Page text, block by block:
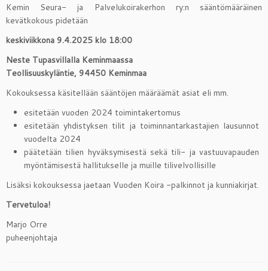
Kemin Seura- ja Palvelukoirakerhon ry:n sääntömääräinen
kevätkokous pidetään
keskiviikkona 9.4.2025 klo 18:00
Neste Tupasvillalla Keminmaassa
Teollisuuskyläntie, 94450 Keminmaa
Kokouksessa käsitellään sääntöjen määräämät asiat eli mm.
esitetään vuoden 2024 toimintakertomus
esitetään yhdistyksen tilit ja toiminnantarkastajien lausunnot
vuodelta 2024
päätetään tilien hyväksymisestä sekä tili- ja vastuuvapauden
myöntämisestä hallitukselle ja muille tilivelvollisille
Lisäksi kokouksessa jaetaan Vuoden Koira -palkinnot ja kunniakirjat.
Tervetuloa!
Marjo Orre
puheenjohtaja